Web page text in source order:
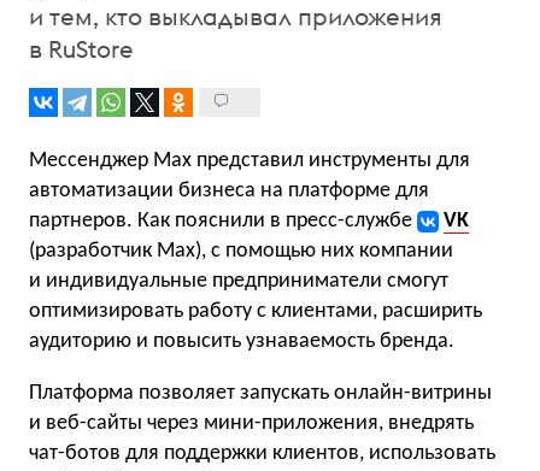
и тем, кто выкладывал приложения
в RuStore
Мессенджер Max представил инструменты для
автоматизации бизнеса на платформе для
партнеров. Как пояснили в пресс-службе
VK
(разработчик Max), с помощью них компании
и индивидуальные предприниматели смогут
оптимизировать работу с клиентами, расширить
аудиторию и повысить узнаваемость бренда.
Платформа позволяет запускать онлайн-витрины
и веб-сайты через мини-приложения, внедрять
чат-ботов для поддержки клиентов, использовать